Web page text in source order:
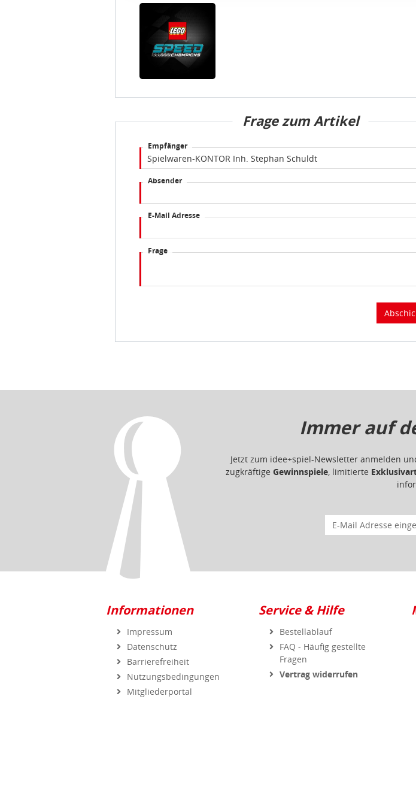
Sie können die Cookie-Einwilligung jederzeit links unten auf
idee+spiel Betriebs-GmbH
Frage zum Artikel
Empfänger
Absender
E-Mail Adresse
Frage
Immer auf
Jetzt zum idee+spiel-Newsletter anmelden
zugkräftige Gewinnspiele, limitierte
E-Mail für
Informationen
Impressum
Datenschutz
Barrierefreiheit
Nutzungsbedingungen
Mitgliederportal
Service & Hilfe
Bestellablauf
FAQ - Häufig gestellte
Fragen
Vertrag widerrufen